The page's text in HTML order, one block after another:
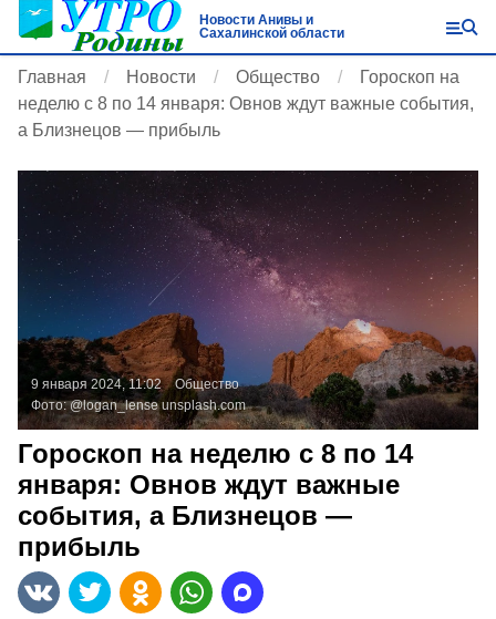
Новости Анивы и
Сахалинской области
Главная Новости Общество
Гороскоп на
неделю с 8 по 14 января: Овнов ждут важные события,
а Близнецов — прибыль
9 января 2024, 11:02
Общество
Фото:@logan_lense unsplash.com
Гороскоп на неделю с 8 по 14
января: Овнов ждут важные
события, а Близнецов —
прибыль